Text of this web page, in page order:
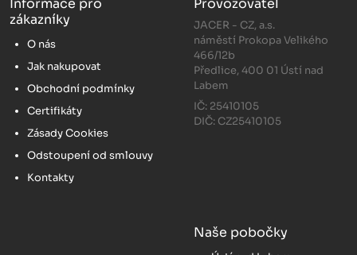
zákazníky
O nás
Jak nakupovat
Obchodní podmínky
Certifikáty
Zásady Cookies
Odstoupení od smlouvy
Kontakty
JACER - CZ, a.s.
náměstí Prokopa Velikého
466/12b
Předlice, 400 01 Ústí nad
Labem
IČ: 25410105
DIČ: CZ25410105
Naše pobočky